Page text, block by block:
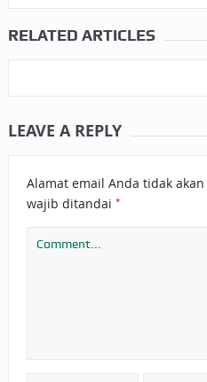
RELATED ARTICLES
LEAVE A REPLY
Alamat email Anda tidak
wajib ditandai *